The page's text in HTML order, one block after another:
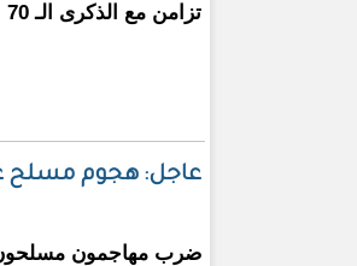
تزامن مع الذكرى الـ 70 لإعلان
عاجل: هجوم مسلح